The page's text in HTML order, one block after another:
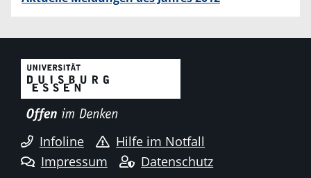
Infoline
Hilfe im Notfall
Impressum
Datenschutz